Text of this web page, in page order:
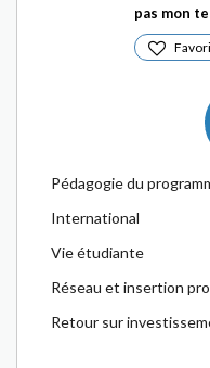
pas mon
Pédagogie du
International
Vie étudiante
Réseau et insertion
Retour sur